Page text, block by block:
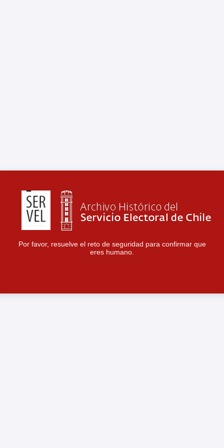
Por favor, resuelve el reto de seguridad para confirmar que
eres humano.